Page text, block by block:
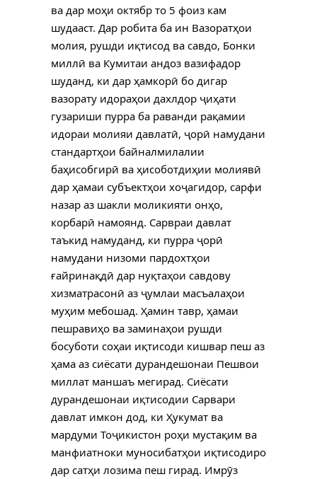
ва дар моҳи октябр то 5 фоиз кам
шудааст. Дар робита ба ин Вазоратҳои
молия, рушди иқтисод ва савдо, Бонки
миллӣ ва Кумитаи андоз вазифадор
шуданд, ки дар ҳамкорӣ бо дигар
вазорату идораҳои дахлдор ҷиҳати
гузариши пурра ба раванди рақамии
идораи молияи давлатӣ, ҷорӣ намудани
стандартҳои байналмилалии
баҳисобгирӣ ва ҳисоботдиҳии молиявӣ
дар ҳамаи субъектҳои хоҷагидор, сарфи
назар аз шакли моликияти онҳо,
корбарӣ намоянд. Сарвраи давлат
таъкид намуданд, ки пурра ҷорӣ
намудани низоми пардохтҳои
ғайринақдӣ дар нуқтаҳои савдову
хизматрасонӣ аз ҷумлаи масъалаҳои
муҳим мебошад. Ҳамин тавр, ҳамаи
пешравиҳо ва заминаҳои рушди
босуботи соҳаи иқтисоди кишвар пеш аз
ҳама аз сиёсати дурандешонаи Пешвои
миллат маншаъ мегирад. Сиёсати
дурандешонаи иқтисодии Сарвари
давлат имкон дод, ки Ҳукумат ва
мардуми Тоҷикистон роҳи мустақим ва
манфиатноки муносибатҳои иқтисодиро
дар сатҳи лозима пеш гирад. Имрӯз